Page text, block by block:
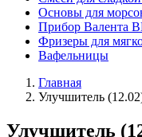
Основы для
Прибор Валента
Фризеры для
Вафельницы
Главная
Улучшитель
Улучшитель